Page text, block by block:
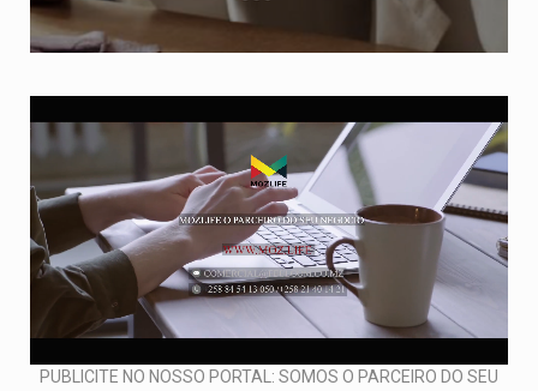
PUBLICITE NO NOSSO PORTAL: SOMOS O PARCEIRO DO SEU